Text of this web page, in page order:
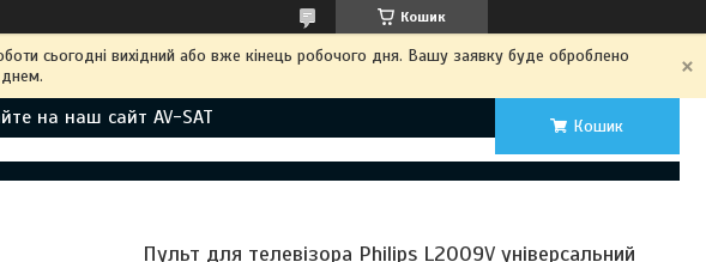
Кошик
сьогодні вихідний або вже кінець робочого дня. Вашу заявку буде оброблено
на наш сайт AV-SAT Кошик
Пульт для телевізора Philips L2009V універсальний